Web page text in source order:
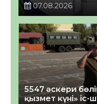
07.08.2026
5547 әскери
қызмет күні» іс-